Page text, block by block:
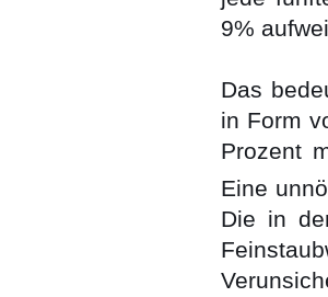
9%
Das
in Form
Prozent
Eine
Die in